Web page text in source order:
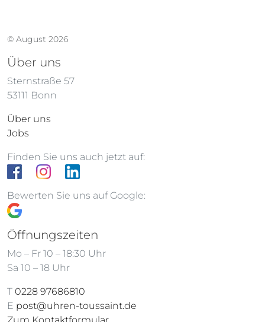
© August 2026
Über uns
Sternstraße 57
53111 Bonn
Über uns
Jobs
Finden Sie uns auch jetzt auf:
Bewerten Sie uns auf Google:
Öffnungszeiten
Mo – Fr 10 – 18:30 Uhr
Sa 10 – 18 Uhr
T 0228 97686810
E post@uhren-toussaint.de